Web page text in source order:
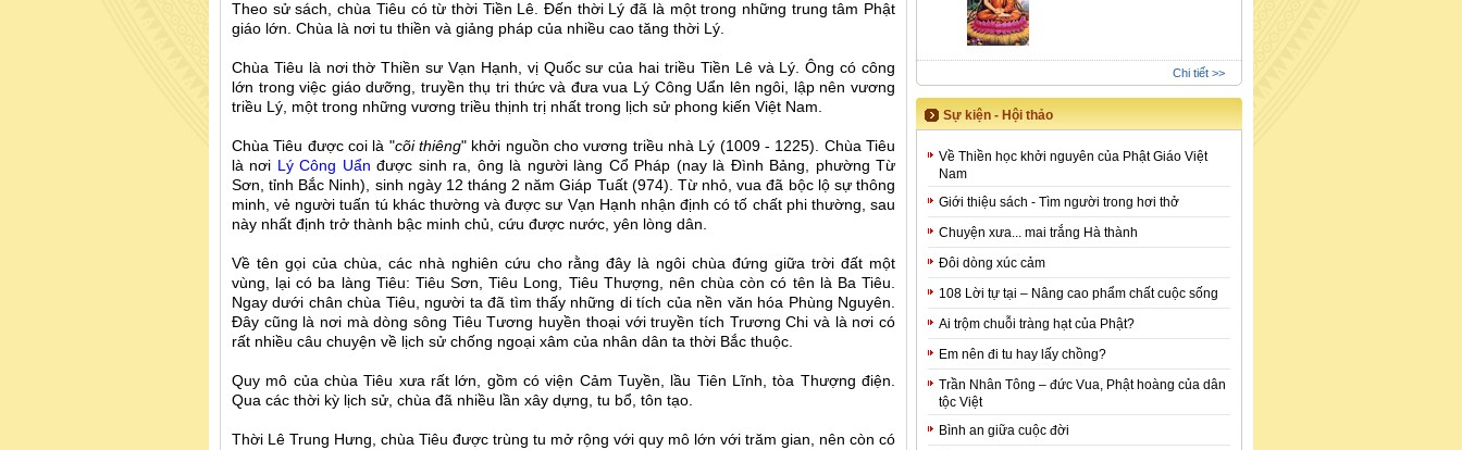
Theo sử sách, chùa Tiêu có từ thời Tiền Lê. Đến thời Lý đã là một trong những trung tâm Phật
giáo lớn. Chùa là nơi tu thiền và giảng pháp của nhiều cao tăng thời Lý.
Chùa Tiêu là nơi thờ Thiền sư Vạn Hạnh, vị Quốc sư của hai triều Tiền Lê và Lý. Ông có công
lớn trong việc giáo dưỡng, truyền thụ tri thức và đưa vua Lý Công Uẩn lên ngôi, lập nên vương
triều Lý, một trong những vương triều thịnh trị nhất trong lịch sử phong kiến Việt Nam.
Chùa Tiêu được coi là "cõi thiêng" khởi nguồn cho vương triều nhà Lý (1009 - 1225). Chùa Tiêu
là nơi Lý Công Uẩnđược sinh ra, ông là người làng Cổ Pháp (nay là Đình Bảng, phường Từ
Sơn, tỉnh Bắc Ninh), sinh ngày 12 tháng 2 năm Giáp Tuất (974). Từ nhỏ, vua đã bộc lộ sự thông
minh, vẻ người tuấn tú khác thường và được sư Vạn Hạnh nhận định có tố chất phi thường, sau
này nhất định trở thành bậc minh chủ, cứu được nước, yên lòng dân.
Về tên gọi của chùa, các nhà nghiên cứu cho rằng đây là ngôi chùa đứng giữa trời đất một
vùng, lại có ba làng Tiêu: Tiêu Sơn, Tiêu Long, Tiêu Thượng, nên chùa còn có tên là Ba Tiêu.
Ngay dưới chân chùa Tiêu, người ta đã tìm thấy những di tích của nền văn hóa Phùng Nguyên.
Đây cũng là nơi mà dòng sông Tiêu Tương huyền thoại với truyền tích Trương Chi và là nơi có
rất nhiều câu chuyện về lịch sử chống ngoại xâm của nhân dân ta thời Bắc thuộc.
Quy mô của chùa Tiêu xưa rất lớn, gồm có viện Cảm Tuyền, lầu Tiên Lĩnh, tòa Thượng điện.
Qua các thời kỳ lịch sử, chùa đã nhiều lần xây dựng, tu bổ, tôn tạo.
Thời Lê Trung Hưng, chùa Tiêu được trùng tu mở rộng với quy mô lớn với trăm gian, nên còn có
Chi tiết >>
Sự kiện - Hội thảo
Về Thiền học khởi nguyên của Phật Giáo Việt
Nam
Giới thiệu sách - Tìm người trong hơi thở
Chuyện xưa... mai trắng Hà thành
Đôi dòng xúc cảm
108 Lời tự tại – Nâng cao phẩm chất cuộc sống
Ai trộm chuỗi tràng hạt của Phật?
Em nên đi tu hay lấy chồng?
Trần Nhân Tông – đức Vua, Phật hoàng của dân
tộc Việt
Bình an giữa cuộc đời